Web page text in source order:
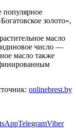
популярное
золото»,
масло
число —
масло также
onlinebrest.by
TelegramViber